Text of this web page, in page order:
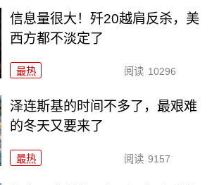
信息量很大！歼20越肩反杀，美
西方都不淡定了
最热 阅读 10296
泽连斯基的时间不多了，最艰难
的冬天又要来了
最热 阅读 9157